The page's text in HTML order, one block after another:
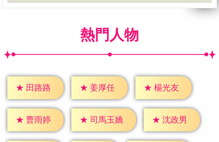
熱門人物
★ 田路路 ★ 姜厚任 ★ 楊光友
★ 曹雨婷 ★ 司馬玉嬌 ★ 沈政男